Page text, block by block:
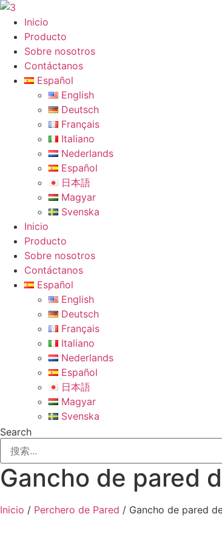
Ir
contenido
Inicio
Producto
Sobre nosotros
Contáctanos
Español
English
Deutsch
Français
Italiano
Nederlands
Español
日本語
Magyar
Svenska
Inicio
Producto
Sobre nosotros
Contáctanos
Español
English
Deutsch
Français
Italiano
Nederlands
Español
日本語
Magyar
Svenska
Search
Gancho de pared
Inicio / Perchero de Pared / Gancho de pared